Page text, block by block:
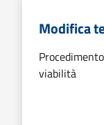
Modifica
viabilità